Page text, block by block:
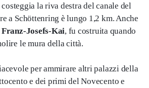
la riva destra del canale del
a Schöttenring è lungo 1,2 km. Anche
Franz-Josefs-Kai, fu costruita quando
le mura della città.
per ammirare altri palazzi della
e dei primi del Novecento e